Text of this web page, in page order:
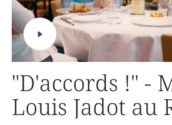
"D'accords !" -
Louis Jadot au